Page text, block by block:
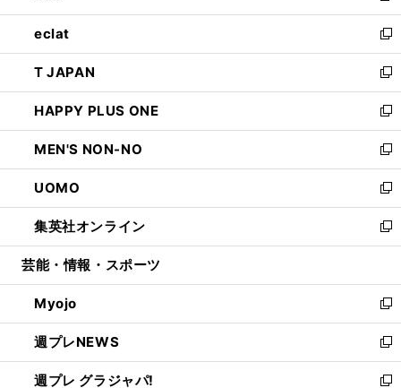
開
く
ウ
で
開
く
ン
ド
ウ
で
開
く
ウ
ィ
ン
ド
ウ
で
開
く
し
い
ウ
ィ
ン
ド
ウ
で
開
く
eclat
新
し
い
ウ
ィ
ン
ド
ウ
で
開
く
T JAPAN
新
し
い
ウ
ィ
ン
ド
ウ
で
開
HAPPY PLUS ONE
新
し
い
ウ
ィ
ン
ド
ウ
開
く
MEN'S NON-NO
新
し
い
ウ
ィ
ン
ウ
で
開
く
UOMO
新
し
い
ウ
ン
ド
ウ
で
開
く
集英社オンライン
新
し
ウ
ィ
ン
ド
ウ
で
芸能・情報・スポーツ
Myojo
新
し
い
ウ
ィ
週プレNEWS
新
し
い
週プレ グラジャパ!
新